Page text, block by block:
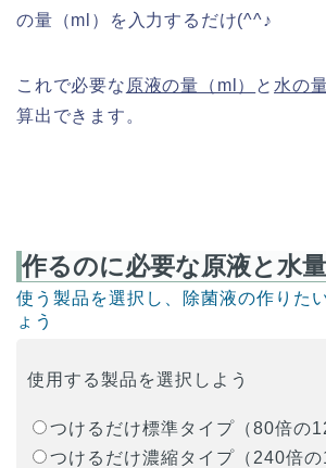
の量（ml）を入力するだけ(^^♪
これで必要な 原液の量（ml） と 水の
算出できます。
作るのに必要な原液と水
使う製品を選択し、除菌液の作りた
ょう
使用する製品を選択しよう
つけるだけ標準タイプ（80倍の
つけるだけ濃縮タイプ（240倍の